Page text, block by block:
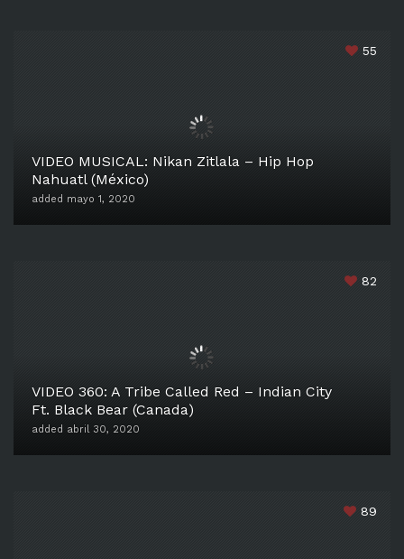
55
VIDEO MUSICAL: Nikan Zitlala – Hip Hop
Nahuatl (México)
added mayo 1, 2020
82
VIDEO 360: A Tribe Called Red – Indian City
Ft. Black Bear (Canada)
added abril 30, 2020
89